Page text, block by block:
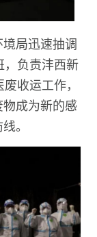
局迅速抽调
，负责沣西新
收运工作，
成为新的感
。